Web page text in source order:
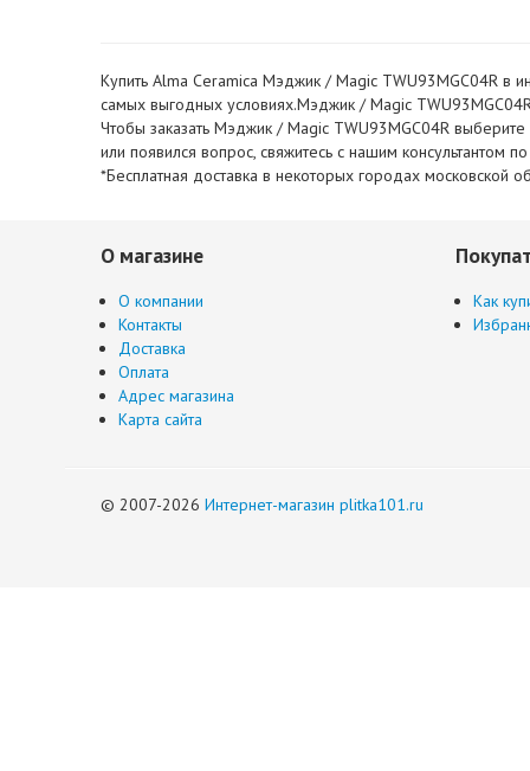
Купить Alma Ceramica Мэджик / Magic TWU93MGC04R в
самых выгодных условиях.Мэджик / Magic
Чтобы заказать Мэджик / Magic TWU93MGC04R
или появился вопрос, свяжитесь с нашим консультантом
*Бесплатная доставка в некоторых городах московской
О магазине
О компании
Контакты
Доставка
Оплата
Адрес магазина
Карта сайта
Как
© 2007-2026 Интернет-магазин plitka101.ru